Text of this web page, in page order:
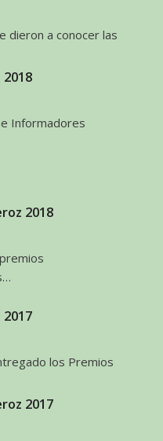
dieron a conocer las
Informadores
2018
los Premios
2017